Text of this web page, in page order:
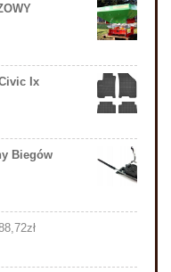
Ix
Biegów
zł